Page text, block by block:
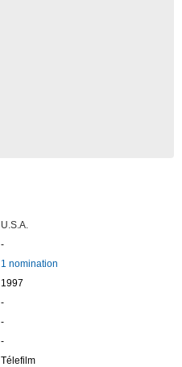
U.S.A.
-
1 nomination
1997
-
-
-
Télefilm